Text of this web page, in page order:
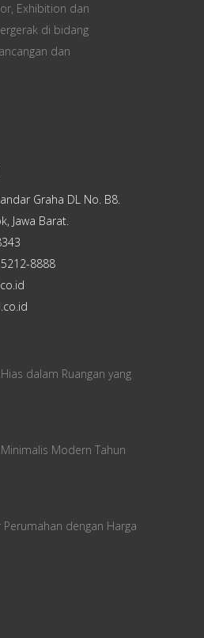
Exhibition dan
di bidang
dan
Graha DL No. B8.
Jawa Barat.
8888
dalam Ruangan yang
Modern Tahun
dengan Harga